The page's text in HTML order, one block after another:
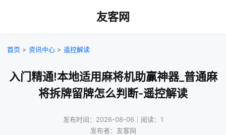
友客网
首页 > 资讯中心 > 遥控解读
入门精通!本地适用麻将机助赢神器_普通麻
将拆牌留牌怎么判断-遥控解读
发布时间：2026-08-06｜阅读：1
发布者：友客网